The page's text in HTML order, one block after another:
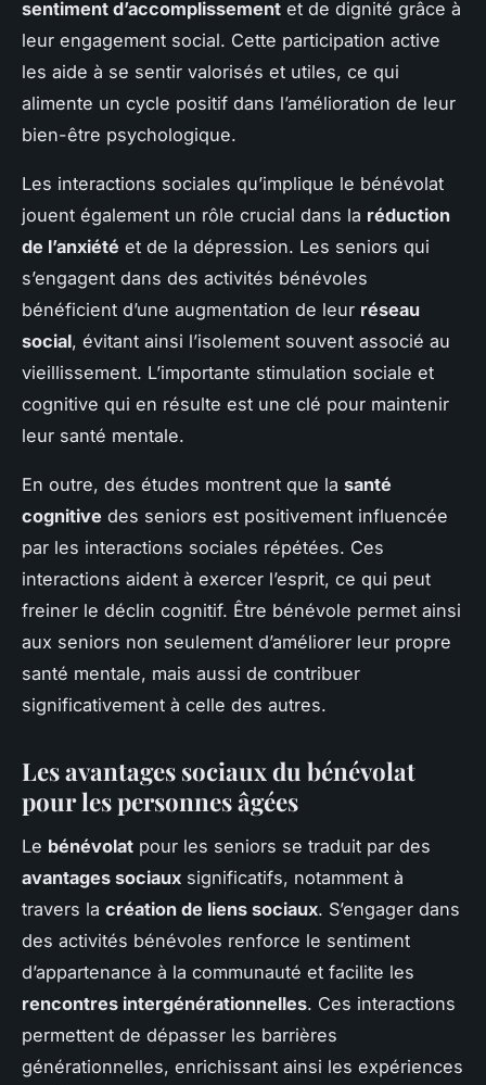
sentiment d’accomplissement et de dignité grâce à
leur engagement social. Cette participation active
les aide à se sentir valorisés et utiles, ce qui
alimente un cycle positif dans l’amélioration de leur
bien-être psychologique.
Les interactions sociales qu’implique le bénévolat
jouent également un rôle crucial dans la réduction
de l’anxiété et de la dépression. Les seniors qui
s’engagent dans des activités bénévoles
bénéficient d’une augmentation de leur réseau
social, évitant ainsi l’isolement souvent associé au
vieillissement. L’importante stimulation sociale et
cognitive qui en résulte est une clé pour maintenir
leur santé mentale.
En outre, des études montrent que la santé
cognitive des seniors est positivement influencée
par les interactions sociales répétées. Ces
interactions aident à exercer l’esprit, ce qui peut
freiner le déclin cognitif. Être bénévole permet ainsi
aux seniors non seulement d’améliorer leur propre
santé mentale, mais aussi de contribuer
significativement à celle des autres.
Les avantages sociaux du bénévolat
pour les personnes âgées
Le bénévolat pour les seniors se traduit par des
avantages sociaux significatifs, notamment à
travers la création de liens sociaux. S’engager dans
des activités bénévoles renforce le sentiment
d’appartenance à la communauté et facilite les
rencontres intergénérationnelles. Ces interactions
permettent de dépasser les barrières
générationnelles, enrichissant ainsi les expériences